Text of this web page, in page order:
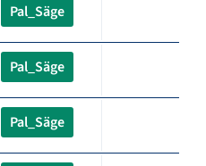
Pal_Säge
Pal_Säge
Pal_Säge